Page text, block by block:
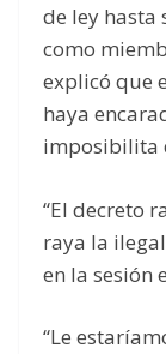
de ley hasta
como
explicó que
haya
imposibilita
“El decreto
raya la
en la sesión
“Le